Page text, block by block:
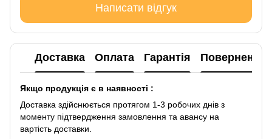
Написати відгук
Доставка Оплата Гарантія Повернення
Якщо продукція є в наявності :
Доставка здійснюється протягом 1-3 робочих днів з
моменту підтвердження замовлення та авансу на
вартість доставки.